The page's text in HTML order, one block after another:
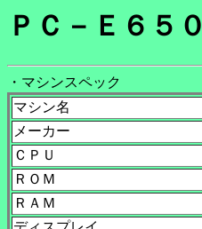
ＰＣ－Ｅ６５０
・マシンスペック
マシン名
メーカー
ＣＰＵ
ＲＯＭ
ＲＡＭ